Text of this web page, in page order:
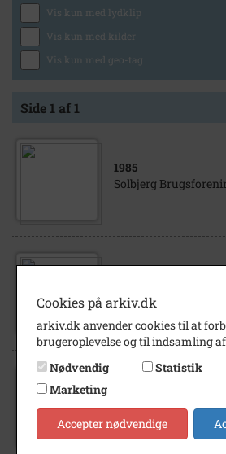
Vis kun med lydklip
Vis kun med kilder
Vis kun med geo-tag
Side 1 af 1
1985
Solbjerg
Solbjerg
Solbjerg Kirke
Cookies på arkiv.dk
arkiv.dk anvender cookies til at
brugeroplevelse og til indsamling
Nødvendig
Statistik
Marketing
Accepter nødvendige